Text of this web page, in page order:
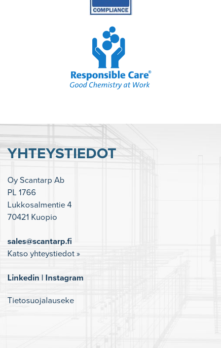
YHTEYSTIEDOT
Oy Scantarp Ab
PL 1766
Lukkosalmentie 4
70421 Kuopio
sales@scantarp.fi
Katso yhteystiedot »
Linkedin | Instagram
Tietosuojalauseke